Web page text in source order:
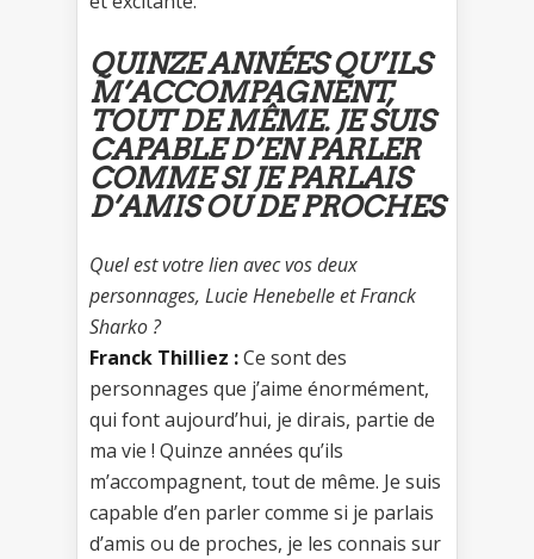
QUINZE ANNÉES QU’ILS
M’ACCOMPAGNENT,
TOUT DE MÊME. JE SUIS
CAPABLE D’EN PARLER
COMME SI JE PARLAIS
D’AMIS OU DE PROCHES
Quel est votre lien avec vos deux
personnages, Lucie Henebelle et Franck
Sharko ?
Franck Thilliez :Ce sont des
personnages que j’aime énormément,
qui font aujourd’hui, je dirais, partie de
ma vie ! Quinze années qu’ils
m’accompagnent, tout de même. Je suis
capable d’en parler comme si je parlais
d’amis ou de proches, je les connais sur